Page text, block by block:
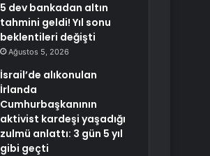
5 dev bankadan altın
tahmini geldi! Yıl sonu
beklentileri değişti
Ağustos 5, 2026
İsrail’de alıkonulan
İrlanda
Cumhurbaşkanının
aktivist kardeşi yaşadığı
zulmü anlattı: 3 gün 5 yıl
gibi geçti